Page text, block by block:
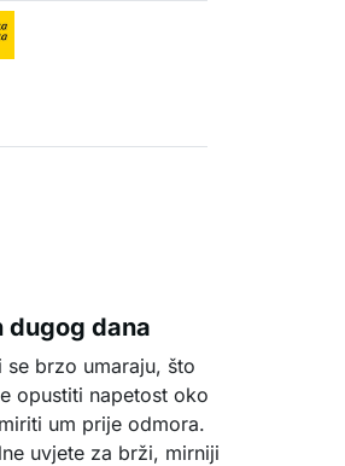
dugog dana
brzo umaraju, što
opustiti napetost oko
um prije odmora.
uvjete za brži, mirniji